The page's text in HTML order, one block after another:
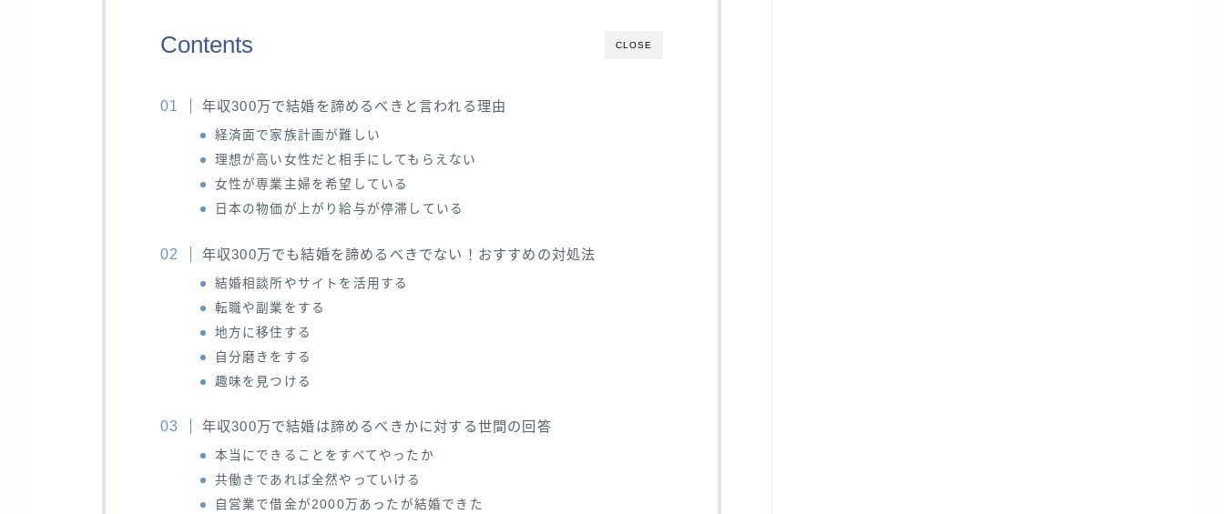
CLOSE
Contents
年収300万で結婚を諦めるべきと言われる理由
経済面で家族計画が難しい
理想が高い女性だと相手にしてもらえない
女性が専業主婦を希望している
日本の物価が上がり給与が停滞している
年収300万でも結婚を諦めるべきでない！おすすめの対処法
結婚相談所やサイトを活用する
転職や副業をする
地方に移住する
自分磨きをする
趣味を見つける
年収300万で結婚は諦めるべきかに対する世間の回答
本当にできることをすべてやったか
共働きであれば全然やっていける
自営業で借金が2000万あったが結婚できた